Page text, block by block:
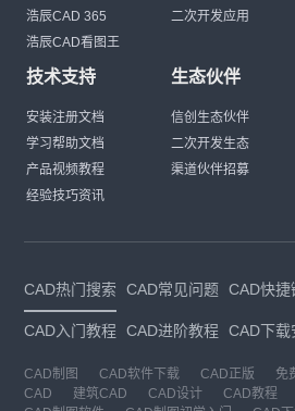
浩辰CAD 365
浩辰CAD看图王
二次开发应用
技术支持
安装注册文档
学习帮助文档
产品视频教程
经验技巧资讯
生态伙伴
信创生态伙伴
二次开发生态
渠道伙伴招募
CAD热门搜索 CAD常见问题 CAD快
CAD入门教程 CAD进阶教程 CAD下载
CAD制图 CAD软件下载 CAD正版 免
CAD
建筑CAD CAD设计 CAD教程